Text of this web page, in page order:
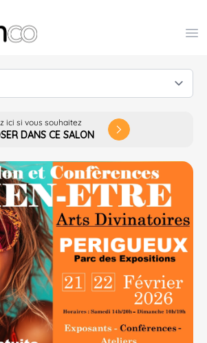
de Salons, Evénements et
ici si vous souhaitez
DANS CE SALON arrow_forward_ios